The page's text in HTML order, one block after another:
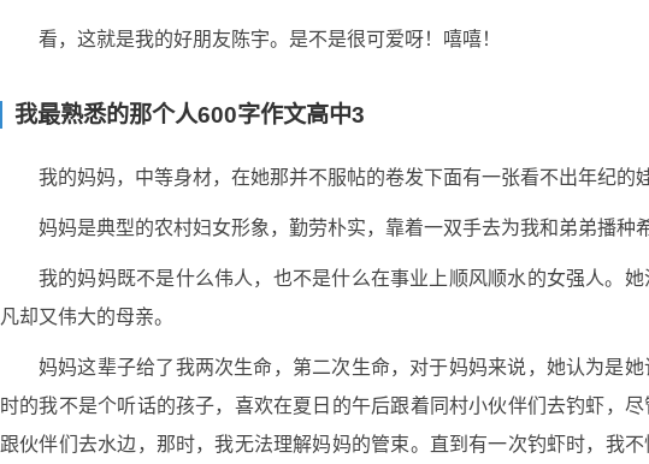
看，这就是我的好朋友陈宇。是不是很可爱呀！嘻嘻！
我最熟悉的那个人600字作文高中3
我的妈妈，中等身材，在她那并不服帖的卷发下面有一张看不出年纪
妈妈是典型的农村妇女形象，勤劳朴实，靠着一双手去为我和弟弟播种
我的妈妈既不是什么伟人，也不是什么在事业上顺风顺水的女强人。
凡却又伟大的母亲。
妈妈这辈子给了我两次生命，第二次生命，对于妈妈来说，她认为是
时的我不是个听话的孩子，喜欢在夏日的午后跟着同村小伙伴们去钓虾，
跟伙伴们去水边，那时，我无法理解妈妈的管束。直到有一次钓虾时，我